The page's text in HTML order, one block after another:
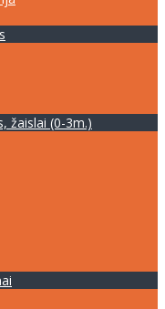
žaislai (0-3m.)